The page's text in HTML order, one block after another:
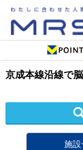
京成本線沿線で
施設